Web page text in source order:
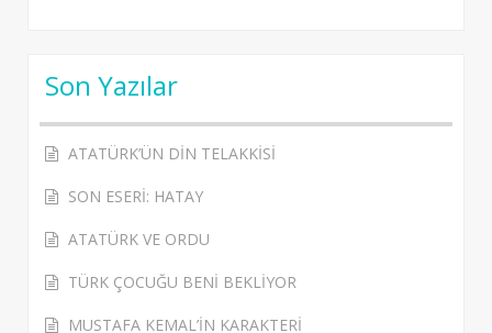
Son Yazılar
ATATÜRK’ÜN DİN TELAKKİSİ
SON ESERİ: HATAY
ATATÜRK VE ORDU
TÜRK ÇOCUĞU BENİ BEKLİYOR
MUSTAFA KEMAL’İN KARAKTERİ